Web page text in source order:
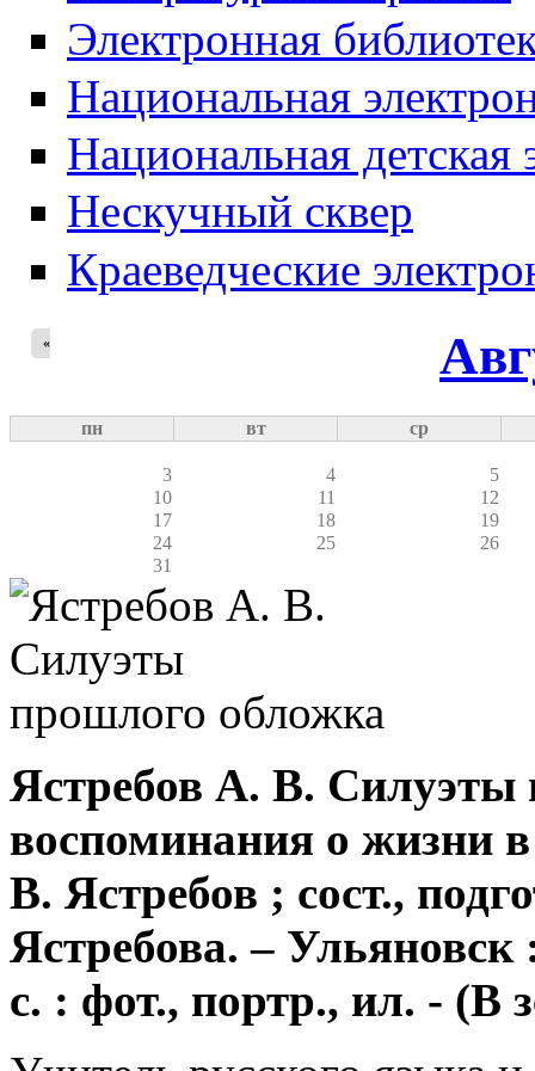
Электронная
Национальная
Национальная детская
Нескучный сквер
Краеведческие
«
пн вт ср
3 4
5
10
11
12
17
18
19
24
25
26
31
Ястребов А. В.
воспоминания о жизни
В. Ястребов ; сост.,
Ястребова. –
с. : фот., портр., ил. - (В